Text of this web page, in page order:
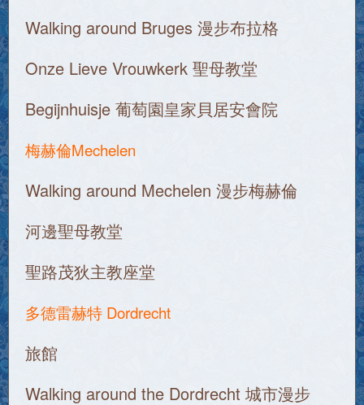
Walking around Bruges 漫步布拉格
Onze Lieve Vrouwkerk 聖母教堂
Begijnhuisje 葡萄園皇家貝居安會院
梅赫倫Mechelen
Walking around Mechelen 漫步梅赫倫
河邊聖母教堂
聖路茂狄主教座堂
多德雷赫特 Dordrecht
旅館
Walking around the Dordrecht 城市漫步